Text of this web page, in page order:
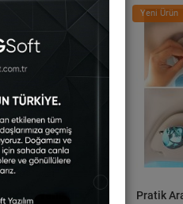
Yansıtıcı
Yeni Ürün
Pratik